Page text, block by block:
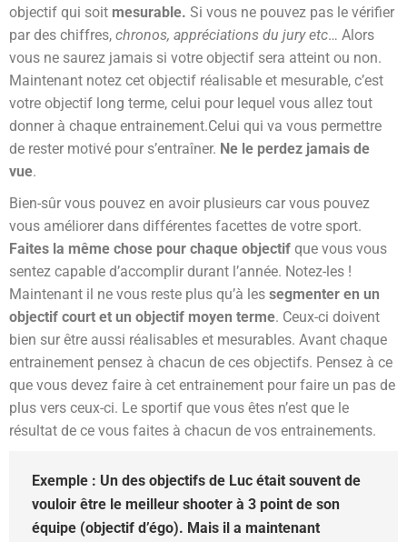
objectif qui soit mesurable. Si vous ne pouvez pas le vérifier
par des chiffres, chronos, appréciations du jury etc… Alors
vous ne saurez jamais si votre objectif sera atteint ou non.
Maintenant notez cet objectif réalisable et mesurable, c’est
votre objectif long terme, celui pour lequel vous allez tout
donner à chaque entrainement.Celui qui va vous permettre
de rester motivé pour s’entraîner. Ne le perdez jamais de
vue.
Bien-sûr vous pouvez en avoir plusieurs car vous pouvez
vous améliorer dans différentes facettes de votre sport.
Faites la même chose pour chaque objectif que vous vous
sentez capable d’accomplir durant l’année. Notez-les !
Maintenant il ne vous reste plus qu’à les segmenter en un
objectif court et un objectif moyen terme. Ceux-ci doivent
bien sur être aussi réalisables et mesurables. Avant chaque
entrainement pensez à chacun de ces objectifs. Pensez à ce
que vous devez faire à cet entrainement pour faire un pas de
plus vers ceux-ci. Le sportif que vous êtes n’est que le
résultat de ce vous faites à chacun de vos entrainements.
Exemple : Un des objectifs de Luc était souvent de
vouloir être le meilleur shooter à 3 point de son
équipe (objectif d’égo). Mais il a maintenant